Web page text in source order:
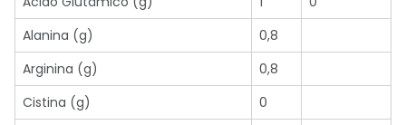
Alanina (g)
0,8
Arginina (g)
0,8
Cistina (g)
0